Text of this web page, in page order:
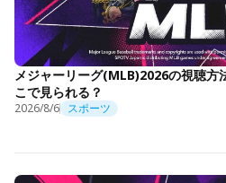
メジャーリーグ(MLB)2026の視聴方
こで見られる？
2026/8/6 スポーツ